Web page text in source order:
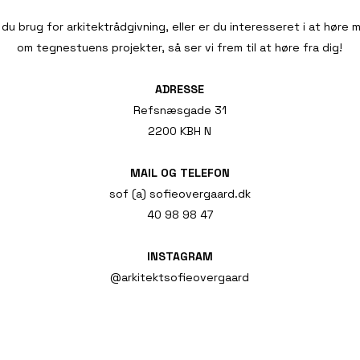
du brug for arkitektrådgivning, eller er du interesseret i at høre
om tegnestuens projekter, så ser vi frem til at høre fra dig!
ADRESSE
Refsnæsgade 31
2200 KBH N
MAIL OG TELEFON
sof (a) sofieovergaard.dk
40 98 98 47
INSTAGRAM
@arkitektsofieovergaard